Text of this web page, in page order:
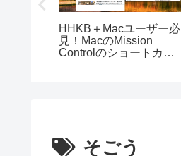
HHKB＋Macユーザー必
見！MacのMission
Controlのショートカッ
そごう